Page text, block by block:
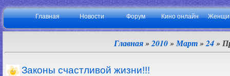
Главная Новости Форум Кино онлайн
Главная»2010 » Март » 24»
Законы счастливой жизни!!!